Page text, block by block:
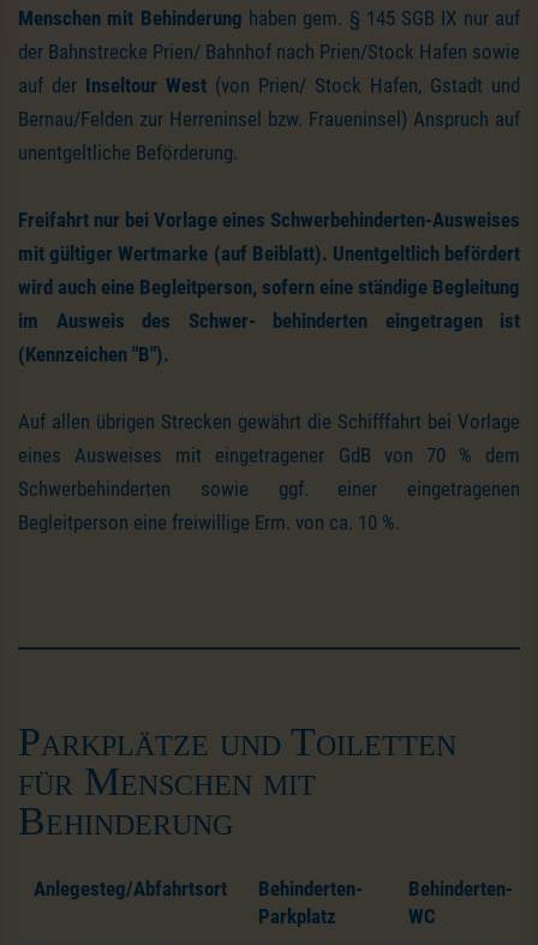
Menschen mit Behinderung haben gem. § 145 SGB IX nur auf
der Bahnstrecke Prien/ Bahnhof nach Prien/Stock Hafen sowie
auf der Inseltour West (von Prien/ Stock Hafen, Gstadt und
Bernau/Felden zur Herreninsel bzw. Fraueninsel) Anspruch auf
unentgeltliche Beförderung.
Freifahrt nur bei Vorlage eines Schwerbehinderten-Ausweises
mit gültiger Wertmarke (auf Beiblatt). Unentgeltlich befördert
wird auch eine Begleitperson, sofern eine ständige Begleitung
im Ausweis des Schwer- behinderten eingetragen ist
(Kennzeichen "B").
Auf allen übrigen Strecken gewährt die Schifffahrt bei Vorlage
eines Ausweises mit eingetragener GdB von 70 % dem
Schwerbehinderten sowie ggf. einer eingetragenen
Begleitperson eine freiwillige Erm. von ca. 10 %.
Parkplätze und Toiletten
für Menschen mit
Behinderung
Anlegesteg/Abfahrtsort
Behinderten-
Parkplatz
Behinderten-
WC